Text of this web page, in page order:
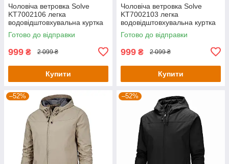
Чоловіча ветровка Solve
KT7002106 легка
водовідштовхувальна куртка
для весни та осені Темно-
сірий Розмір - S
Готово до відправки
999 ₴ 2 099 ₴
Купити
Чоловіча ветровка Solve
KT7002103 легка
водовідштовхувальна куртка
для весни та осені Темно-
синя - розмір S
Готово до відправки
999 ₴ 2 099 ₴
Купити
–52% –52%